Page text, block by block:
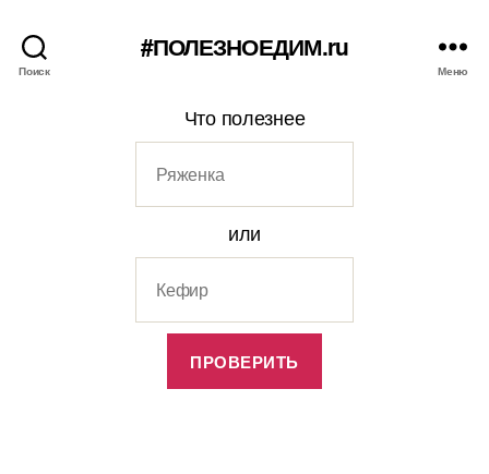
Поиск
#ПОЛЕЗНОЕДИМ.ru
Меню
Что полезнее
или